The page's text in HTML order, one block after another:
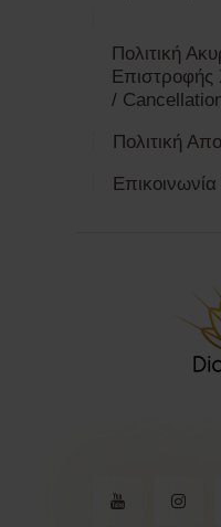
Πολιτική
/
Πολιτική
Επικοινωνία